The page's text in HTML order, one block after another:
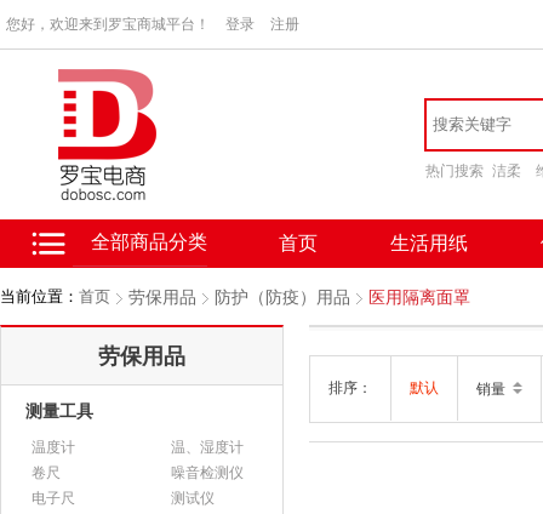
您好，欢迎来到罗宝商城平台！ 登录 注册
热门搜索 洁柔
全部商品分类 首页 生活用纸
当前位置： 首页 劳保用品 防护（防疫）用品 医用隔离面罩
劳保用品
测量工具
温度计
温、湿度计
卷尺
噪音检测仪
电子尺
测试仪
排序： 默认 销量